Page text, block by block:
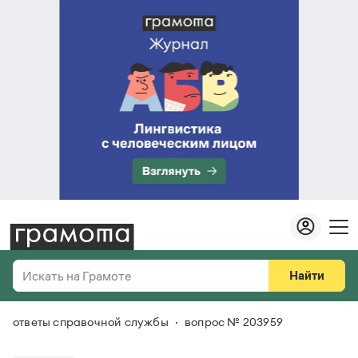
Искать на Грамоте
Справочная служба
Найти
Везде
ответы справочной службы вопрос № 203959